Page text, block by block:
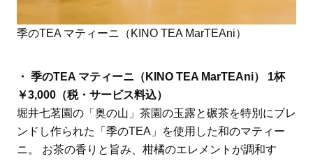
季のTEA マティーニ（KINO TEA MarTEAni）
・ 季のTEA マティーニ（KINO TEA MarTEAni） 1杯
￥3,000（税・サービス料込）
堀井七茗園の「奥の山」茶園の玉露と碾茶を特別にブレ
ンドし作られた「季のTEA」を使用した和のマティー
ニ。 お茶の香りと旨み、柑橘のエレメントが調和す